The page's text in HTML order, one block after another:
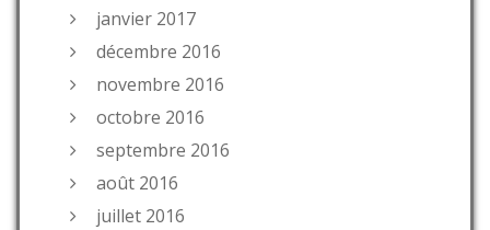
janvier 2017
décembre 2016
novembre 2016
octobre 2016
septembre 2016
août 2016
juillet 2016